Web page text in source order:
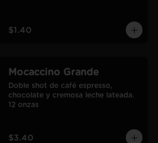
$1.40
Mocaccino Grande
Doble shot de café espresso,
chocolate y cremosa leche lateada.
12 onzas
$3.40